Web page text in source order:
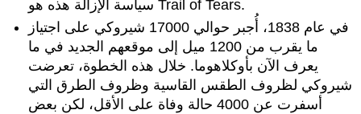
سياسة الإزالة هذه هو Trail of Tears.
في عام 1838، أُجبر حوالي 17000 شيروكي على اجتياز
ما يقرب من 1200 ميل إلى موقعهم الجديد في ما
يعرف الآن بأوكلاهوما. خلال هذه الخطوة، تعرضت
شيروكي لظروف الطقس القاسية وظروف الطرق التي
أسفرت عن 4000 حالة وفاة على الأقل، لكن بعض